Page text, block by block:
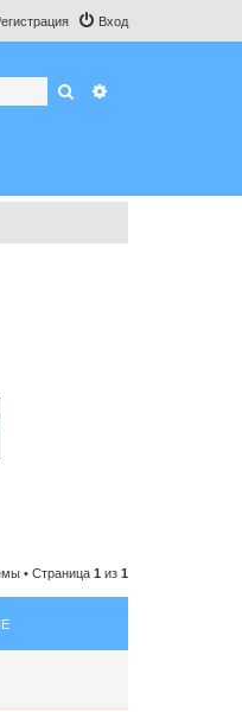
Вход
Поиск
• Страница 1 из 1